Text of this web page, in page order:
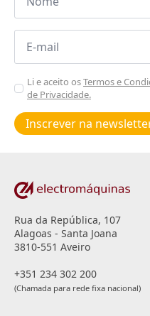
Email
Aceitar
Poiticas
de
privacidade
Li e aceito osTermos e
de Privacidade.
Inscrever na
Rua da República, 107
Alagoas - Santa Joana
3810-551 Aveiro
+351 234 302 200
(Chamada para rede fixa nacional)